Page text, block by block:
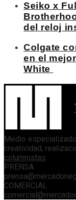
Seiko x
del reloj
Colgate
en el
White
Medio
creatividad,
columnistas
PRENSA
COMERCIAL